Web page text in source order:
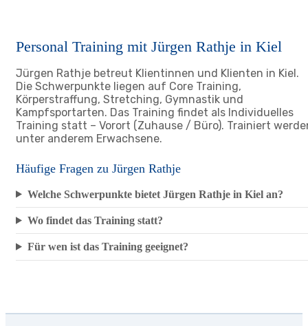
Personal Training mit Jürgen Rathje in Kiel
Jürgen Rathje betreut Klientinnen und Klienten in Kiel.
Die Schwerpunkte liegen auf Core Training,
Körperstraffung, Stretching, Gymnastik und
Kampfsportarten. Das Training findet als Individuelles
Training statt – Vorort (Zuhause / Büro). Trainiert
unter anderem Erwachsene.
Häufige Fragen zu Jürgen Rathje
Welche Schwerpunkte bietet Jürgen Rathje in Kiel an?
Wo findet das Training statt?
Für wen ist das Training geeignet?